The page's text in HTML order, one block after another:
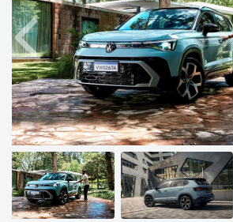
Anterior